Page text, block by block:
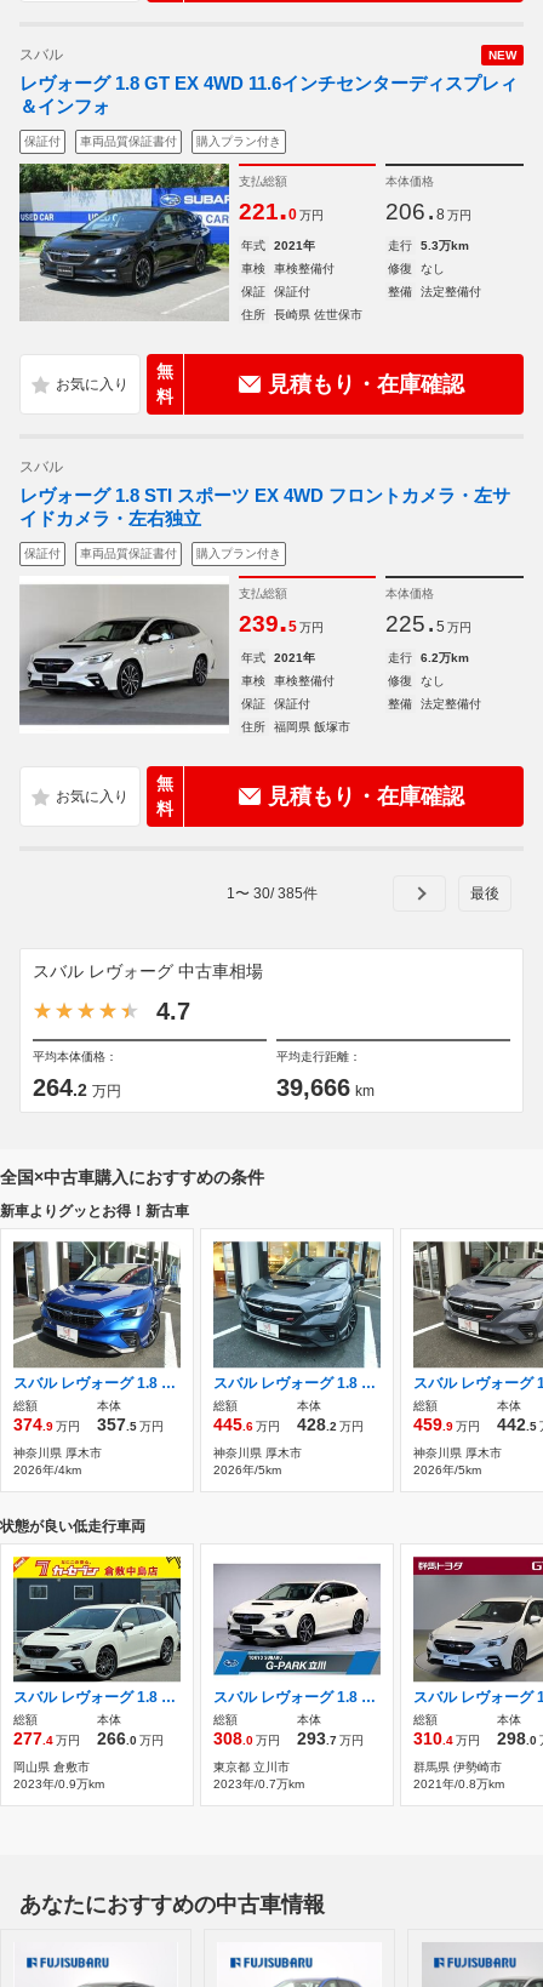
NEW
スバル
レヴォーグ 1.8 GT EX 4WD 11.6インチセンターディスプレィ
＆インフォ
保証付 車両品質保証書付 購入プラン付き
支払総額
221.0 万円
本体価格
206. 8 万円
年式 2021年 走行
5.3万km
車検
車検整備付 修復
なし
保証
保証付 整備
法定整備付
住所
長崎県 佐世保市
無
料
見積もり・在庫確認
スバル
レヴォーグ 1.8 STI スポーツ EX 4WD フロントカメラ・左サ
イドカメラ・左右独立
保証付 車両品質保証書付 購入プラン付き
支払総額
239.5 万円
本体価格
225. 5 万円
年式 2021年 走行
6.2万km
車検
車検整備付 修復
なし
保証
保証付 整備
法定整備付
住所
福岡県 飯塚市
無
料
見積もり・在庫確認
1 〜 30/385件
スバル レヴォーグ 中古車相場
4.7
平均本体価格：
264.2 万円
平均走行距離：
39,666 km
全国×中古車購入におすすめの条件
新車よりグッとお得！新古車
スバル レヴォーグ 1.8 Vスポーツ 4WD 新車 特別仕様限定車 3眼アイサイトX
総額
374 .9万円
本体
357 .5万円
神奈川県 厚木市
2026年/4km
スバル レヴォーグ 1.8 STI スポーツ EX ブラック インテリア セレクション 4WD 新車 ハーマンカードン ブラック内装
総額
445 .6万円
本体
428 .2 万円
神奈川県 厚木市
2026年/5km
総額
459 .9万円
本体
442 .5
神奈川県 厚木市
2026年/5km
状態が良い低走行車両
スバル レヴォーグ 1.8 スマート エディション アイサイトX有 4WD 純正11.6インチDisplayナビ フルセグTV
総額
277.4万円
本体
266.0万円
岡山県 倉敷市
2023年/0.9万km
スバル レヴォーグ 1.8 GT-H EX 4WD アイサイトX
総額
308.0万円
本体
293.7万円
東京都 立川市
2023年/0.7万km
総額
310.4万円
本体
298.0
群馬県 伊勢崎市
2021年/0.8万km
あなたにおすすめの中古車情報